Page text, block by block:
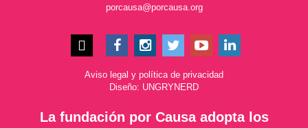
porcausa@porcausa.org
Aviso legal y política de privacidad
Diseño: UNGRYNERD
La fundación por Causa adopta los